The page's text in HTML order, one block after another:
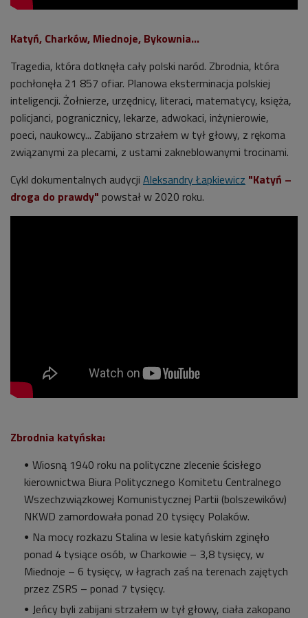
Katyń, Charków, Miednoje, Bykownia...
Tragedia, która dotknęła cały polski naród. Zbrodnia, która
pochłonęła 21 857 ofiar. Planowa eksterminacja polskiej
inteligencji. Żołnierze, urzędnicy, literaci, matematycy, księża,
policjanci, pogranicznicy, lekarze, adwokaci, inżynierowie,
poeci, naukowcy... Zabijano strzałem w tył głowy, z rękoma
związanymi za plecami, z ustami zakneblowanymi trocinami.
Cykl dokumentalnych audycji Aleksandry Łapkiewicz "Katyń –
droga do prawdy" powstał w 2020 roku.
Zbrodnia katyńska:
Wiosną 1940 roku na polityczne zlecenie ścisłego
kierownictwa Biura Politycznego Komitetu Centralnego
Wszechzwiązkowej Komunistycznej Partii (bolszewików)
NKWD zamordowała ponad 20 tysięcy Polaków.
Na mocy rozkazu Stalina w lesie katyńskim zginęło
ponad 4 tysiące osób, w Charkowie – 3,8 tysięcy, w
Miednoje – 6 tysięcy, w łagrach zaś na terenach zajętych
przez ZSRS – ponad 7 tysięcy.
Jeńcy byli zabijani strzałem w tył głowy, ciała zakopano